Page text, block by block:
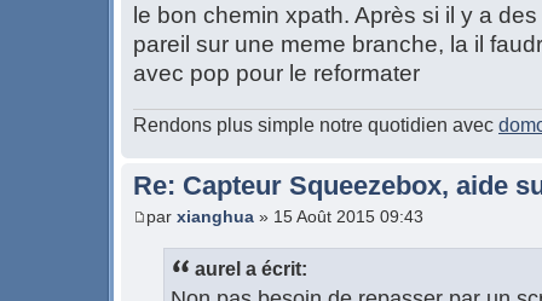
le bon chemin xpath. Après si il y a
pareil sur une meme branche, la il
avec pop pour le reformater
Rendons plus simple notre quotidien avec
Re: Capteur Squeezebox, aide
par xianghua » 15 Août 2015 09:43
aurel a écrit: